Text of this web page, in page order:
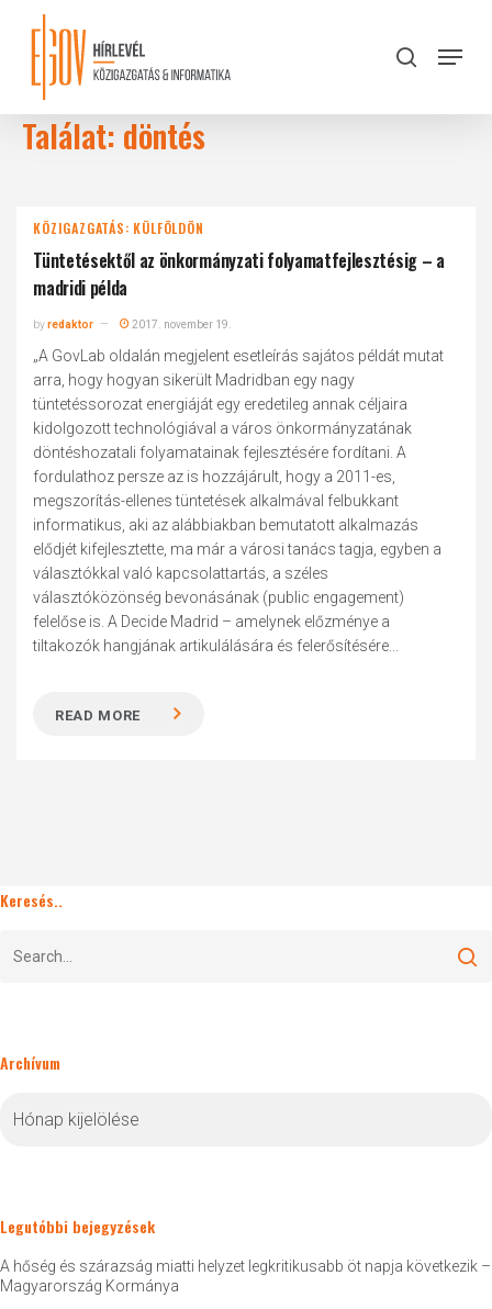
content
search
Menu
Találat: döntés
KÖZIGAZGATÁS: KÜLFÖLDÖN
Tüntetésektől az önkormányzati folyamatfejlesztésig – a
madridi példa
byredaktor 2017. november 19.
„A GovLab oldalán megjelent esetleírás sajátos példát mutat
arra, hogy hogyan sikerült Madridban egy nagy
tüntetéssorozat energiáját egy eredetileg annak céljaira
kidolgozott technológiával a város önkormányzatának
döntéshozatali folyamatainak fejlesztésére fordítani. A
fordulathoz persze az is hozzájárult, hogy a 2011-es,
megszorítás-ellenes tüntetések alkalmával felbukkant
informatikus, aki az alábbiakban bemutatott alkalmazás
elődjét kifejlesztette, ma már a városi tanács tagja, egyben a
választókkal való kapcsolattartás, a széles
választóközönség bevonásának (public engagement)
felelőse is. A Decide Madrid – amelynek előzménye a
tiltakozók hangjának artikulálására és felerősítésére...
READ MORE
Keresés..
Archívum
Legutóbbi bejegyzések
A hőség és szárazság miatti helyzet legkritikusabb öt napja következik –
Magyarország Kormánya
Close